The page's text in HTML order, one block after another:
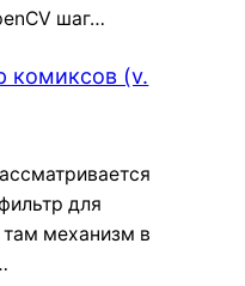
шаг…
комиксов (v.
для
там механизм в